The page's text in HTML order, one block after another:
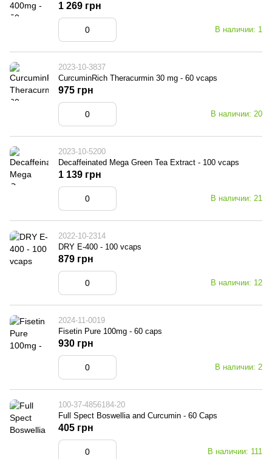
В наличии: 1
1 269 грн
2023-10-3837
CurcuminRich Theracurmin 30 mg - 60 vcaps
В наличии: 20
975 грн
2023-10-5200
Decaffeinated Mega Green Tea Extract - 100 vcaps
В наличии: 21
1 139 грн
2022-10-2314
DRY E-400 - 100 vcaps
В наличии: 12
879 грн
2024-11-0019
Fisetin Pure 100mg - 60 caps
В наличии: 2
930 грн
100-37-4856184-20
Full Spect Boswellia and Curcumin - 60 Caps
В наличии: 111
405 грн